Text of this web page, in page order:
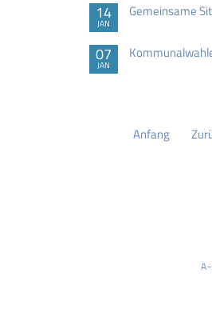
14
JAN
Gemeinsame
07
JAN
Anfang